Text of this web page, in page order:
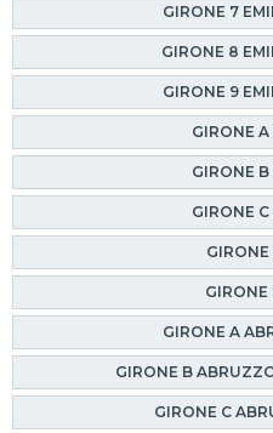
GIRONE 7
GIRONE 8
GIRONE 9
GIRONE
GIRONE
GIRONE
GIRONE
GIRONE
GIRONE A
GIRONE B
GIRONE C